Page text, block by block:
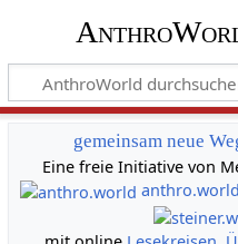
gemeinsam neue
Eine freie Initiative von
anthro.world